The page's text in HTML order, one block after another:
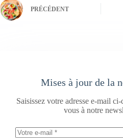
PRÉCÉDENT
Mises à jour de la
Saisissez votre adresse e-mail
vous à notre